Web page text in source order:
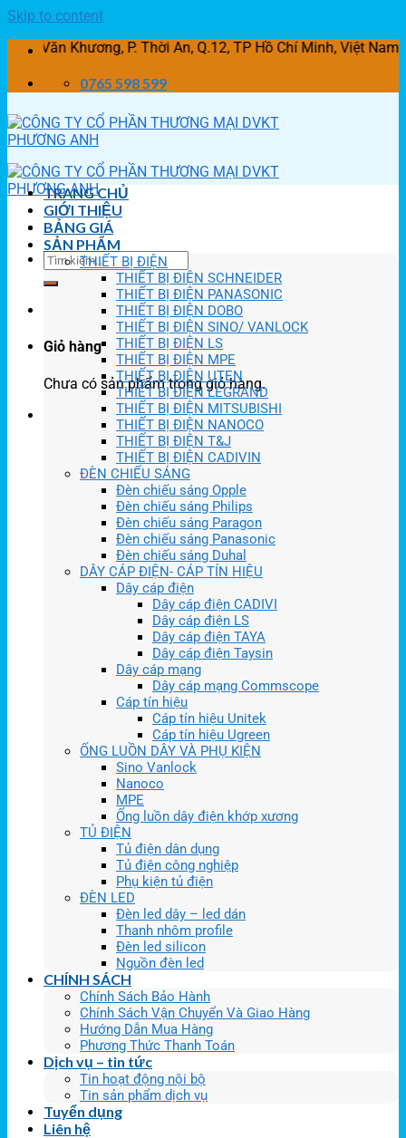
Skip to content
Văn Khương, P. Thời An, Q.12, TP Hồ Chí Minh, Việt Nam
0765 598 599
Giỏ hàng
Chưa có sản phẩm trong giỏ hàng.
TRANG CHỦ
GIỚI THIỆU
BẢNG GIÁ
SẢN PHẨM
THIẾT BỊ ĐIỆN
THIẾT BỊ ĐIỆN SCHNEIDER
THIẾT BỊ ĐIỆN PANASONIC
THIẾT BỊ ĐIỆN DOBO
THIẾT BỊ ĐIỆN SINO/ VANLOCK
THIẾT BỊ ĐIỆN LS
THIẾT BỊ ĐIỆN MPE
THIẾT BỊ ĐIỆN UTEN
THIẾT BỊ ĐIỆN LEGRAND
THIẾT BỊ ĐIỆN MITSUBISHI
THIẾT BỊ ĐIỆN NANOCO
THIẾT BỊ ĐIỆN T&J
THIẾT BỊ ĐIỆN CADIVIN
ĐÈN CHIẾU SÁNG
Đèn chiếu sáng Opple
Đèn chiếu sáng Philips
Đèn chiếu sáng Paragon
Đèn chiếu sáng Panasonic
Đèn chiếu sáng Duhal
DÂY CÁP ĐIỆN- CÁP TÍN HIỆU
Dây cáp điện
Dây cáp điện CADIVI
Dây cáp điện LS
Dây cáp điện TAYA
Dây cáp điện Taysin
Dây cáp mạng
Dây cáp mạng Commscope
Cáp tín hiệu
Cáp tín hiệu Unitek
Cáp tín hiệu Ugreen
ỐNG LUỒN DÂY VÀ PHỤ KIỆN
Sino Vanlock
Nanoco
MPE
Ống luồn dây điện khớp xương
TỦ ĐIỆN
Tủ điện dân dụng
Tủ điện công nghiệp
Phụ kiện tủ điện
ĐÈN LED
Đèn led dây – led dán
Thanh nhôm profile
Đèn led silicon
Nguồn đèn led
CHÍNH SÁCH
Chính Sách Bảo Hành
Chính Sách Vận Chuyển Và Giao Hàng
Hướng Dẫn Mua Hàng
Phương Thức Thanh Toán
Dịch vụ – tin tức
Tin hoạt động nội bộ
Tin sản phẩm dịch vụ
Tuyển dụng
Liên hệ